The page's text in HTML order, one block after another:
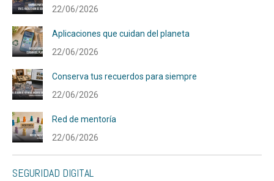
22/06/2026
Aplicaciones que cuidan del planeta
22/06/2026
Conserva tus recuerdos para siempre
22/06/2026
Red de mentoría
22/06/2026
SEGURIDAD DIGITAL